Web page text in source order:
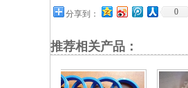
分享到： 0
推荐相关产品：